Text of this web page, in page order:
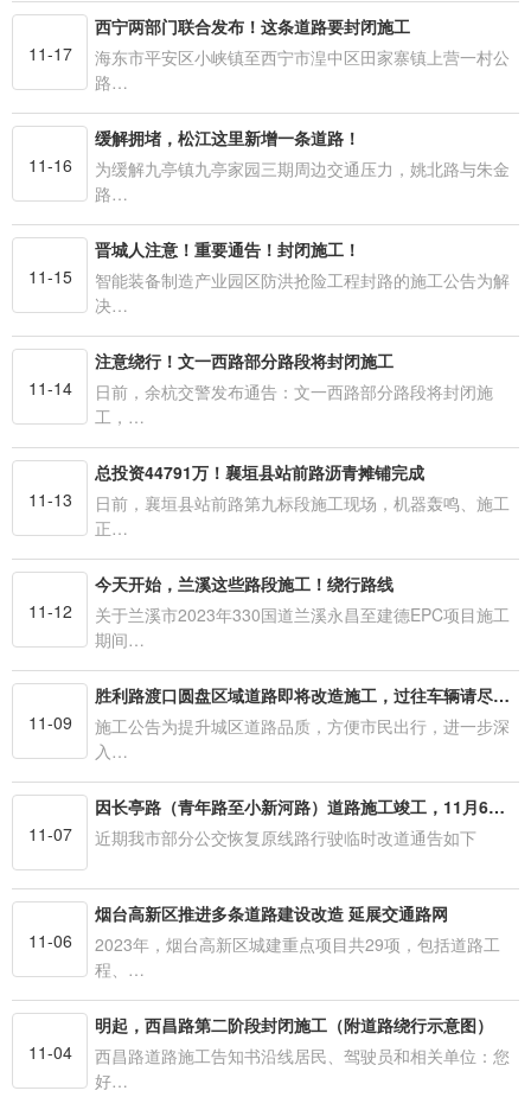
11-17
西宁两部门联合发布！这条道路要封闭施工
海东市平安区小峡镇至西宁市湟中区田家寨镇上营一村公
路…
11-16
缓解拥堵，松江这里新增一条道路！
为缓解九亭镇九亭家园三期周边交通压力，姚北路与朱金
路…
11-15
晋城人注意！重要通告！封闭施工！
智能装备制造产业园区防洪抢险工程封路的施工公告为解
决…
11-14
注意绕行！文一西路部分路段将封闭施工
日前，余杭交警发布通告：文一西路部分路段将封闭施
工，…
11-13
总投资44791万！襄垣县站前路沥青摊铺完成
日前，襄垣县站前路第九标段施工现场，机器轰鸣、施工
正…
11-12
今天开始，兰溪这些路段施工！绕行路线
关于兰溪市2023年330国道兰溪永昌至建德EPC项目施工
期间…
11-09
胜利路渡口圆盘区域道路即将改造施工，过往车辆请尽量绕行
施工公告为提升城区道路品质，方便市民出行，进一步深
入…
11-07
因长亭路（青年路至小新河路）道路施工竣工，11月6日起，公交55路恢复原线路行驶，具体如下：
近期我市部分公交恢复原线路行驶临时改道通告如下
11-06
烟台高新区推进多条道路建设改造 延展交通路网
2023年，烟台高新区城建重点项目共29项，包括道路工
程、…
11-04
明起，西昌路第二阶段封闭施工（附道路绕行示意图）
西昌路道路施工告知书沿线居民、驾驶员和相关单位：您
好…